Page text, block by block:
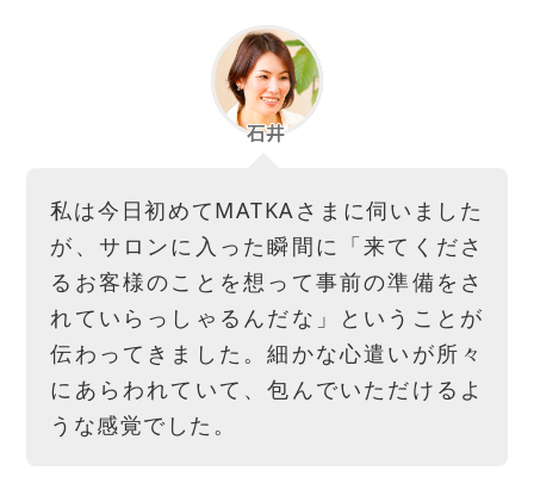
私は今日初めてMATKAさまに伺いました
が、サロンに入った瞬間に「来てくださ
るお客様のことを想って事前の準備をさ
れていらっしゃるんだな」ということが
伝わってきました。細かな心遣いが所々
にあらわれていて、包んでいただけるよ
うな感覚でした。